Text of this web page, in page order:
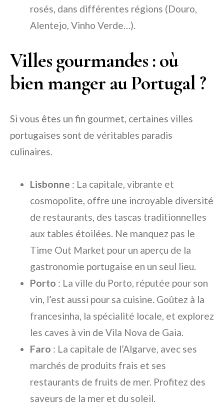
rosés, dans différentes régions (Douro,
Alentejo, Vinho Verde…).
Villes gourmandes : où
bien manger au Portugal ?
Si vous êtes un fin gourmet, certaines villes
portugaises sont de véritables paradis
culinaires.
Lisbonne : La capitale, vibrante et
cosmopolite, offre une incroyable diversité
de restaurants, des tascas traditionnelles
aux tables étoilées. Ne manquez pas le
Time Out Market pour un aperçu de la
gastronomie portugaise en un seul lieu.
Porto : La ville du Porto, réputée pour son
vin, l’est aussi pour sa cuisine. Goûtez à la
francesinha, la spécialité locale, et explorez
les caves à vin de Vila Nova de Gaia.
Faro : La capitale de l’Algarve, avec ses
marchés de produits frais et ses
restaurants de fruits de mer. Profitez des
saveurs de la mer et du soleil.